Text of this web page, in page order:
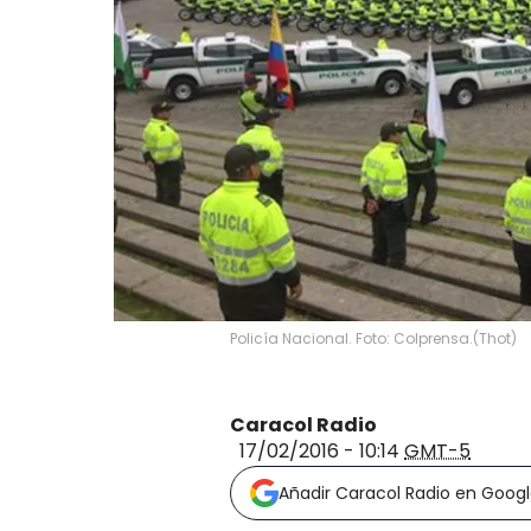
Policía Nacional. Foto: Colprensa.(Thot)
Caracol Radio
17/02/2016 - 10:14 GMT-5
Añadir Caracol Radio en